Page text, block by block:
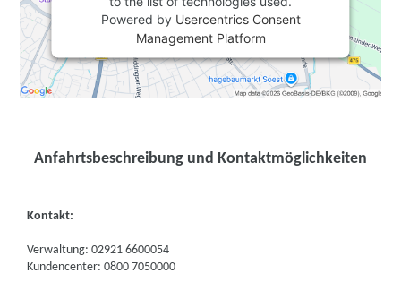
Powered by Usercentrics Consent
Management Platform
Anfahrtsbeschreibung und Kontaktmöglichkeiten
Kontakt:
Verwaltung: 02921 6600054
Kundencenter: 0800 7050000